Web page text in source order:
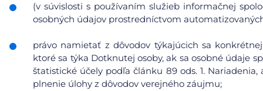
(v súvislosti s používaním služieb informačnej
osobných údajov prostredníctvom
právo namietať z dôvodov týkajúcich sa
ktoré sa týka Dotknutej osoby, ak sa osobné údaje
štatistické účely podľa článku 89 ods. 1.
plnenie úlohy z dôvodov verejného záujmu;